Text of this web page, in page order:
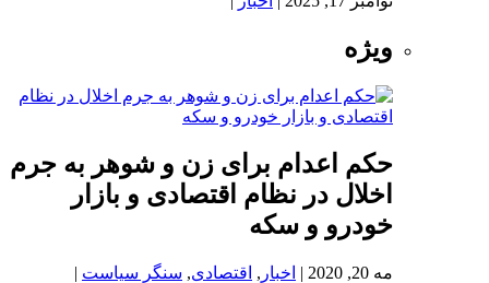
ویژه
حکم اعدام برای زن و شوهر به جرم
اخلال در نظام اقتصادی و بازار
خودرو و سکه
مه 20, 2020 | اخبار , اقتصادی, سنگر سیاست |